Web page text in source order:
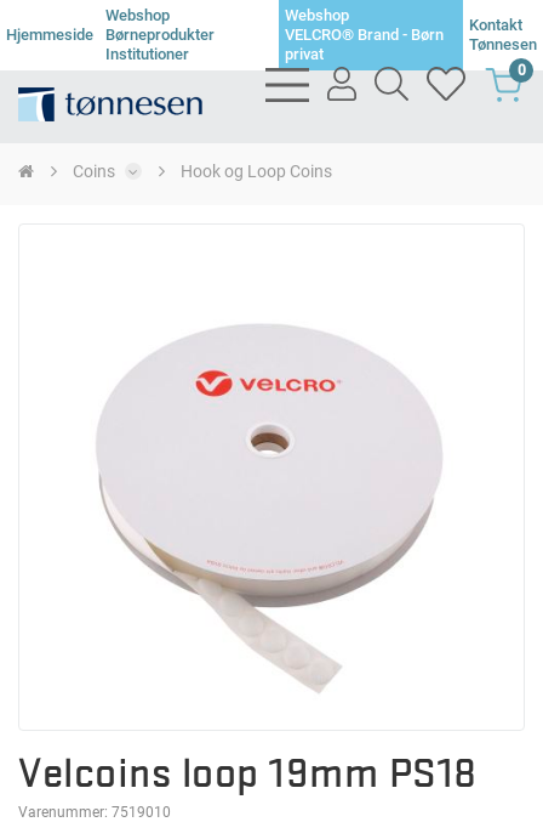
Hjemmeside
Webshop
Børneprodukter
Institutioner
Webshop
VELCRO® Brand - Børn
privat
Kontakt
Tønnesen
bars
light
user
searchheart 0
Coins Hook og Loop Coins
Velcoins loop 19mm PS18
Varenummer: 7519010